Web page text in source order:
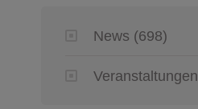
News (698)
Veranstaltungen